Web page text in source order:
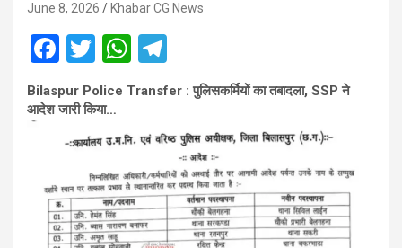
June 8, 2026 Khabar CG News
F
ce
b
o
k
T
wi
tt
er
W
h
at
s
A
p
p
el
e
gr
a
m
Bilaspur Police Transfer : पुलिसकर्मियों का तबादला, SSP ने
आदेश जारी किया…